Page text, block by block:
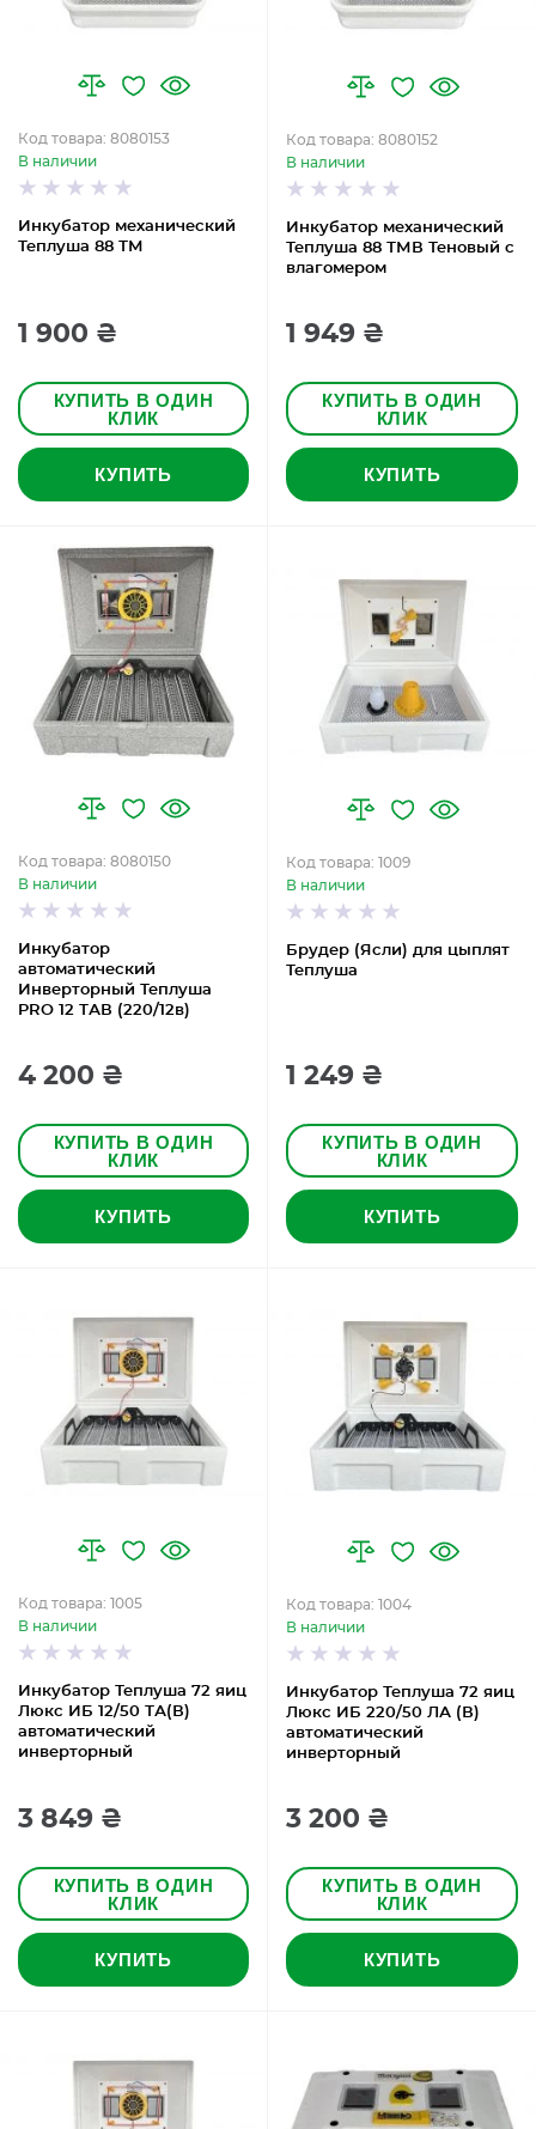
Инкубатор механический
Теплуша 88 ТМ
Код товара: 8080153
В наличии
1 900 ₴
КУПИТЬ В ОДИН
КЛИК
КУПИТЬ
Инкубатор механический
Теплуша 88 ТМВ Теновый с
влагомером
Код товара: 8080152
В наличии
1 949 ₴
КУПИТЬ В ОДИН
КЛИК
КУПИТЬ
Инкубатор
автоматический
Инверторный Теплуша
PRO 12 ТАВ (220/12в)
Код товара: 8080150
В наличии
4 200 ₴
КУПИТЬ В ОДИН
КЛИК
КУПИТЬ
Брудер (Ясли) для цыплят
Теплуша
Код товара: 1009
В наличии
1 249 ₴
КУПИТЬ В ОДИН
КЛИК
КУПИТЬ
Инкубатор Теплуша 72 яиц
Люкс ИБ 12/50 ТА(В)
автоматический
инверторный
Код товара: 1005
В наличии
3 849 ₴
КУПИТЬ В ОДИН
КЛИК
КУПИТЬ
Инкубатор Теплуша 72 яиц
Люкс ИБ 220/50 ЛА (В)
автоматический
инверторный
Код товара: 1004
В наличии
3 200 ₴
КУПИТЬ В ОДИН
КЛИК
КУПИТЬ